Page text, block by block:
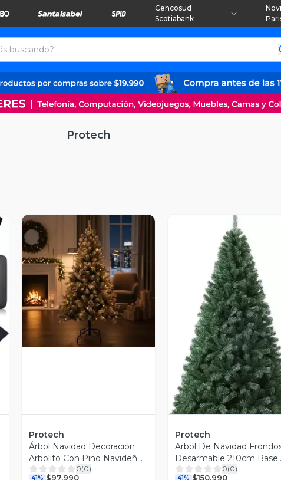
Cencosud
Scotiabank
Protech
Vista Previa
Protech
Árbol Navidad Decoración
Arbolito Con Pino Navideño
150 Cm Verde
0(0)
41% $97.990
Vista Previa
Protech
Arbol De Navidad
Desarmable 210cm Base
Metalica
0(0)
41% $150.990